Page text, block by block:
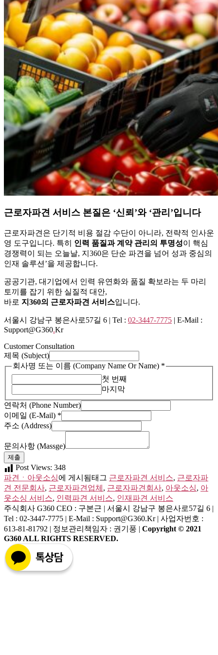
근로자파견 서비스 본질은 ‘신뢰’와 ‘관리’입니다
근로자파견은 단기적 비용 절감 수단이 아니라, 전략적 인사운
영 도구입니다. 특히 인력 품질과 계약 관리의 투명성이 핵심
경쟁력이 되는 오늘날, 지360은 단순 파견을 넘어 성과 중심의
인재 솔루션’을 제공합니다.
공공기관, 대기업에서 인력 유연화와 품질 확보라는 두 마리
토끼를 잡기 위한 실질적 대안,
바로 지360의 근로자파견 서비스입니다.
서울시 강남구 봉은사로57길 6 | Tel : 02-3447-7775 | E-Mail :
Support@g360.Kr
Customer Consultation
제목 (Subject)
회사명 또는 이름 (Company Name Or Name) *
첫 번째
마지막
연락처 (Phone Number)
(Phone
이
일
Number)
이메일 (E-Mail) *
주소 (Address)
문의사항 (Massge)
제출
Post Views: 348
파견ㆍ아웃소싱에 게시됨태그 근로자파견 서비스, 근로자파
견 전문회사, 근로자파견업체 , 근로자파견회사, 아웃소싱, 아
웃소싱 서비스, 인력파견 서비스, 인재파견 서비스
주식회사 G360 CEO : 구본근 | 서울시 강남구 봉은사로57길 6 |
Tel : 02-3447-7775 | E-Mail : Support@g360.kr | 사업자번호 :
613-81-81792 | 정보관리책임자 : 권기풍 | Copyright © 2021
G360 ALL RIGHTS RESERVED.